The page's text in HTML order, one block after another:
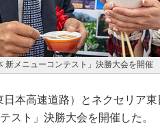
新メニューコンテスト」決勝大会を開催
本高速道路）とネクセリア
スト」決勝大会を開催した。